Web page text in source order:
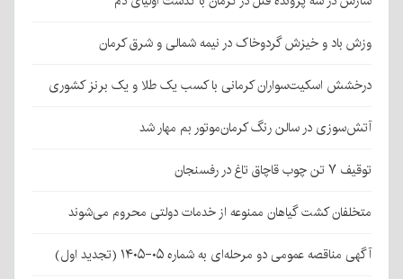
وزش باد و خیزش گردوخاک در نیمه شمالی و شرق کرمان
درخشش اسکیت‌سواران کرمانی با کسب یک طلا و یک برنز کشوری
آتش‌سوزی در سالن رنگ کرمان‌موتور بم مهار شد
توقیف ۷ تن چوب قاچاق تاغ در رفسنجان
متخلفان کشت گیاهان ممنوعه از خدمات دولتی محروم می‌شوند
آگهی مناقصه عمومی دو مرحله‌ای به شماره ۰۵-۱۴۰۵ (تجدید اول)